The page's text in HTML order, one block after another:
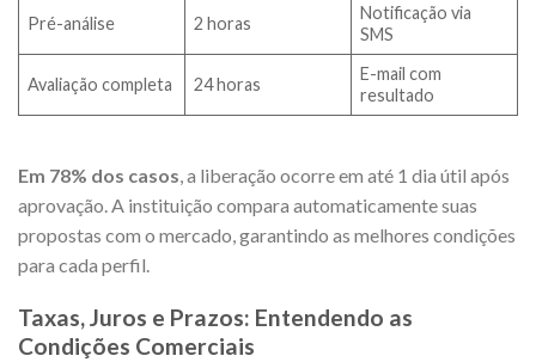
Pré-análise 2 horas
Notificação via
SMS
Avaliação completa 24 horas
E-mail com
resultado
Em 78% dos casos , a liberação ocorre em até 1 dia útil após
aprovação. A instituição compara automaticamente suas
propostas com o mercado, garantindo as melhores condições
para cada perfil.
Taxas, Juros e Prazos: Entendendo as
Condições Comerciais